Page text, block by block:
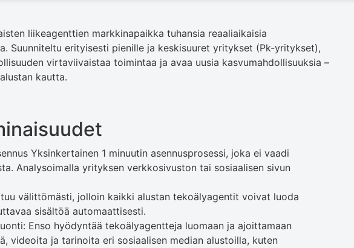
liikeagenttien markkinapaikka tuhansia reaaliaikaisia
Suunniteltu erityisesti pienille ja keskisuuret yritykset (Pk-yritykset),
virtaviivaistaa toimintaa ja avaa uusia kasvumahdollisuuksia –
kautta.
Yksinkertainen 1 minuutin asennusprosessi, joka ei vaadi
Analysoimalla yrityksen verkkosivuston tai sosiaalisen sivun
välittömästi, jolloin kaikki alustan tekoälyagentit voivat luoda
sisältöä automaattisesti.
Enso hyödyntää tekoälyagentteja luomaan ja ajoittamaan
videoita ja tarinoita eri sosiaalisen median alustoilla, kuten